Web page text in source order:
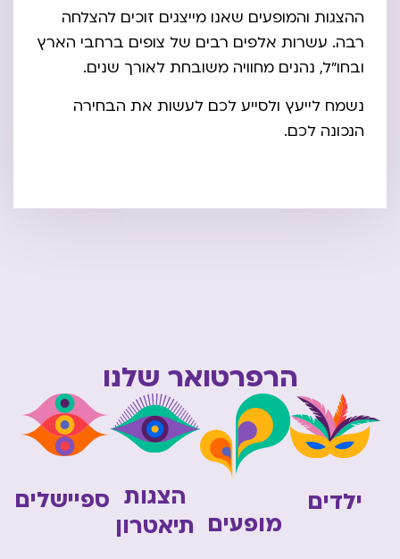
ההצגות והמופעים שאנו מייצגים זוכים להצלחה
רבה. עשרות אלפים רבים של צופים ברחבי הארץ
ובחו"ל, נהנים מחוויה משובחת לאורך שנים.
נשמח לייעץ ולסייע לכם לעשות את הבחירה
הנכונה לכם.
הרפרטואר שלנו
ילדים
מופעים
הצגות
תיאטרון
ספיישלים